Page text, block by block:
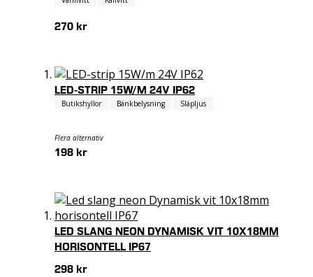
270 kr
LED-STRIP 15W/M 24V IP62
Butikshyllor Bänkbelysning Släpljus
Flera alternativ
198 kr
LED SLANG NEON DYNAMISK VIT 10X18MM
HORISONTELL IP67
298 kr